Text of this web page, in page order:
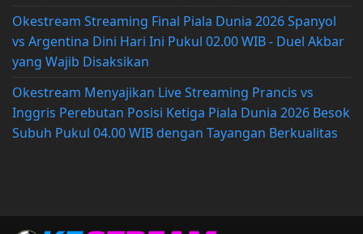
Okestream Streaming Final Piala Dunia 2026 Spanyol
vs Argentina Dini Hari Ini Pukul 02.00 WIB - Duel Akbar
yang Wajib Disaksikan
Okestream Menyajikan Live Streaming Prancis vs
Inggris Perebutan Posisi Ketiga Piala Dunia 2026 Besok
Subuh Pukul 04.00 WIB dengan Tayangan Berkualitas